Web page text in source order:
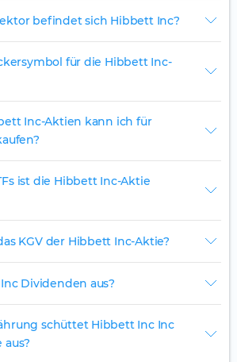
befindet sich Hibbett Inc?
für die Hibbett Inc-
Inc-Aktien kann ich für
ist die Hibbett Inc-Aktie
KGV der Hibbett Inc-Aktie?
Dividenden aus?
schüttet Hibbett Inc Inc